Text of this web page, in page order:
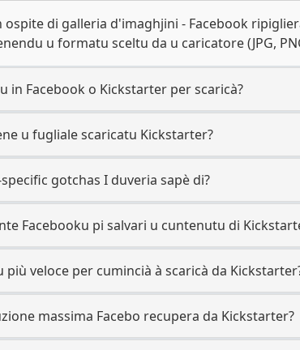
ospite di galleria d'imaghjini - Facebook
u formatu sceltu da u caricatore (JPG,
in Facebook o Kickstarter per scaricà?
u fugliale scaricatu Kickstarter?
gotchas I duveria sapè di?
Facebooku pi salvari u cuntenutu di
più veloce per cumincià à scaricà da
massima Facebo recupera da Kickstarter?